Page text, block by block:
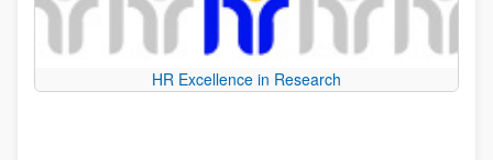
HR Excellence in Research